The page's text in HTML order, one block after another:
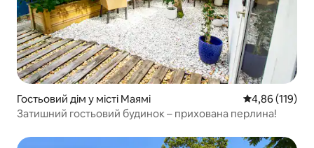
Гостьовий дім у місті Маямі Середня
4,86 (119)
Затишний гостьовий будинок – прихована перлина!